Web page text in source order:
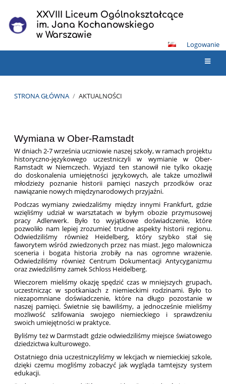
XXVIII Liceum Ogólnokształcące
im. Jana Kochanowskiego
w Warszawie
Logowanie
STRONA GŁÓWNA / AKTUALNOŚCI
Wymiana w Ober-Ramstadt
W dniach 2-7 września uczniowie naszej szkoły, w ramach projektu
historyczno-językowego uczestniczyli w wymianie w Ober-
Ramstadt w Niemczech. Wyjazd ten stanowił nie tylko okazję
do doskonalenia umiejętności językowych, ale także umożliwił
młodzieży poznanie historii pamięci naszych przodków oraz
nawiązanie nowych międzynarodowych przyjaźni.
Podczas wymiany zwiedzaliśmy między innymi Frankfurt, gdzie
wzięliśmy udział w warsztatach w byłym obozie przymusowej
pracy Adlerwerk. Było to wyjątkowe doświadczenie, które
pozwoliło nam lepiej zrozumieć trudne aspekty historii regionu.
Odwiedziliśmy również Heidelberg, który szybko stał się
faworytem wśród zwiedzonych przez nas miast. Jego malownicza
sceneria i bogata historia zrobiły na nas ogromne wrażenie.
Odwiedziliśmy również Centrum Dokumentacji Antycyganizmu
oraz zwiedziliśmy zamek Schloss Heidelberg.
Wieczorem mieliśmy okazję spędzić czas w mniejszych grupach,
uczestnicząc w spotkaniach z niemieckimi rodzinami. Było to
niezapomniane doświadczenie, które na długo pozostanie w
naszej pamięci. Świetnie się bawiliśmy, a jednocześnie mieliśmy
możliwość szlifowania swojego niemieckiego i sprawdzeniu
swoich umiejętności w praktyce.
Byliśmy też w Darmstadt gdzie odwiedziliśmy miejsce światowego
dziedzictwa kulturowego.
Ostatniego dnia uczestniczyliśmy w lekcjach w niemieckiej szkole,
dzięki czemu mogliśmy zobaczyć jak wygląda tamtejszy system
edukacji.